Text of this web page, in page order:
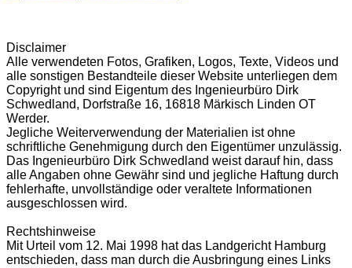
Disclaimer
Alle verwendeten Fotos, Grafiken, Logos, Texte, Videos und
alle sonstigen Bestandteile dieser Website unterliegen dem
Copyright und sind Eigentum des Ingenieurbüro Dirk
Schwedland, Dorfstraße 16, 16818 Märkisch Linden OT
Werder.
Jegliche Weiterverwendung der Materialien ist ohne
schriftliche Genehmigung durch den Eigentümer unzulässig.
Das Ingenieurbüro Dirk Schwedland weist darauf hin, dass
alle Angaben ohne Gewähr sind und jegliche Haftung durch
fehlerhafte, unvollständige oder veraltete Informationen
ausgeschlossen wird.
Rechtshinweise
Mit Urteil vom 12. Mai 1998 hat das Landgericht Hamburg
entschieden, dass man durch die Ausbringung eines Links